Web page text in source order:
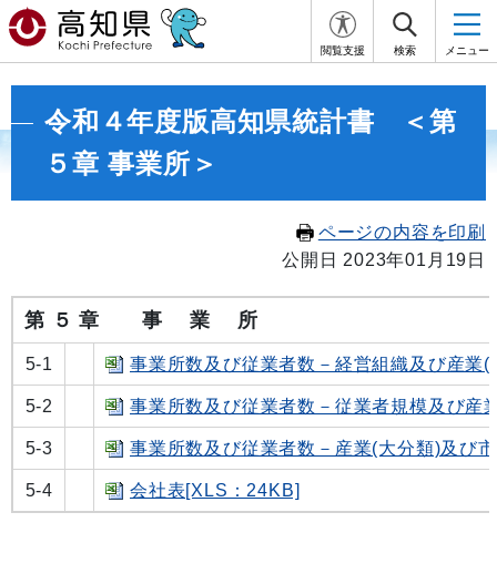
閲覧支援 検索 メニュー
令和４年度版高知県統計書 ＜第
５章 事業所＞
ページの内容を印刷
公開日 2023年01月19日
第 ５ 章 事 業 所
5-1 事業所数及び従業者数－経営組織及び産業
5-2 事業所数及び従業者数－従業者規模及び産
5-3 事業所数及び従業者数－産業(大分類)及び
5-4 会社表[XLS：24KB]